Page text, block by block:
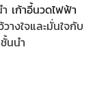
เก้าอี้นวดไฟฟ้า
างใจและมั่นใจกับ
นนำ